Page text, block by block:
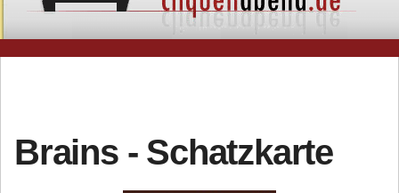
Brains - Schatzkarte